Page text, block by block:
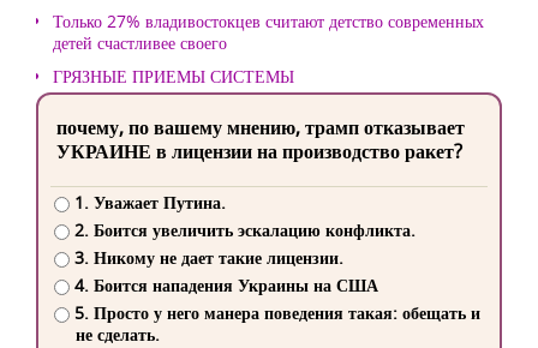
Только 27% владивостокцев считают детство современных
детей счастливее своего
ГРЯЗНЫЕ ПРИЕМЫ СИСТЕМЫ
почему, по вашему мнению, трамп отказывает
УКРАИНЕ в лицензии на производство ракет?
1. Уважает Путина.
2. Боится увеличить эскалацию конфликта.
3. Никому не дает такие лицензии.
4. Боится нападения Украины на США
5. Просто у него манера поведения такая: обещать и
не сделать.